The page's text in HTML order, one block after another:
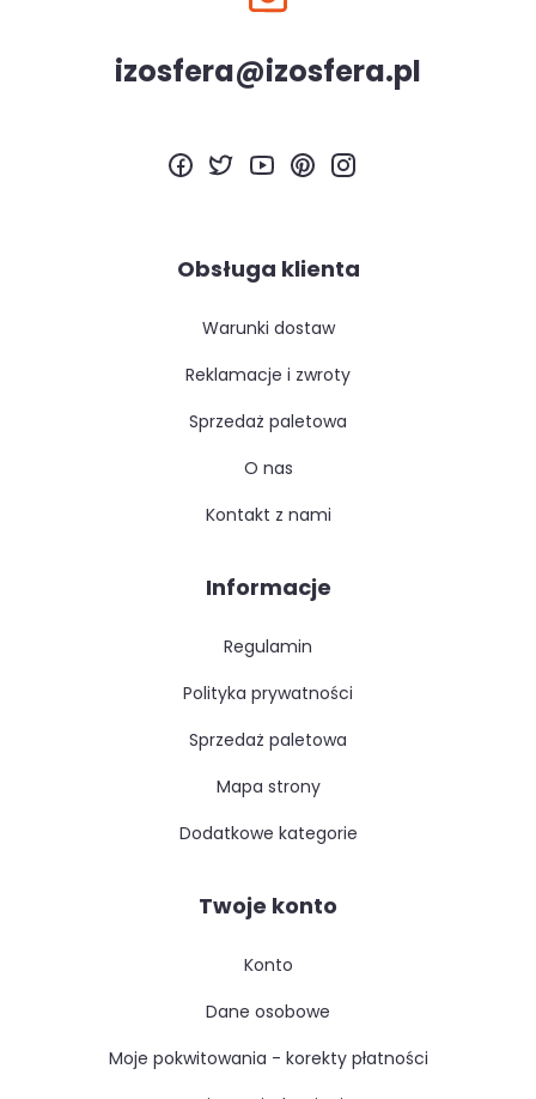
izosfera@izosfera.pl
Obsługa klienta
warunki dostaw
reklamacje i zwroty
sprzedaż paletowa
o nas
kontakt z nami
Informacje
regulamin
polityka prywatności
sprzedaż paletowa
mapa strony
dodatkowe kategorie
Twoje konto
konto
dane osobowe
moje pokwitowania - korekty płatności